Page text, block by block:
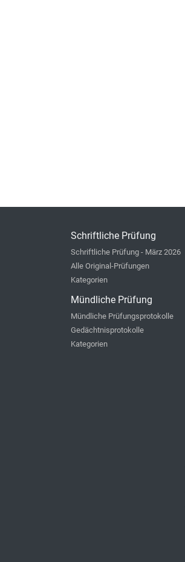
Schriftliche Prüfung
Schriftliche Prüfung - März 2026
Alle Original-Prüfungen
Kategorien
Mündliche Prüfung
Mündliche Prüfungsprotokolle
Gedächtnisprotokolle
Kategorien